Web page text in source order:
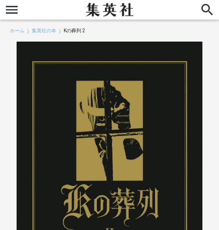
ホーム 集英社の本 Kの葬列 2